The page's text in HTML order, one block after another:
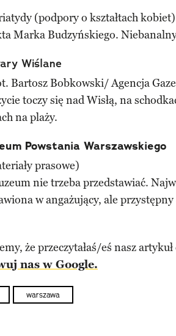
(podpory o kształtach
Marka Budzyńskiego.
Wiślane
Bartosz Bobkowski/ Agencja
toczy się nad Wisłą, na
na plaży.
Powstania Warszawskiego
prasowe)
nie trzeba przedstawiać.
w angażujący, ale przystępny
że przeczytałaś/eś nasz
nas w Google.
warszawa